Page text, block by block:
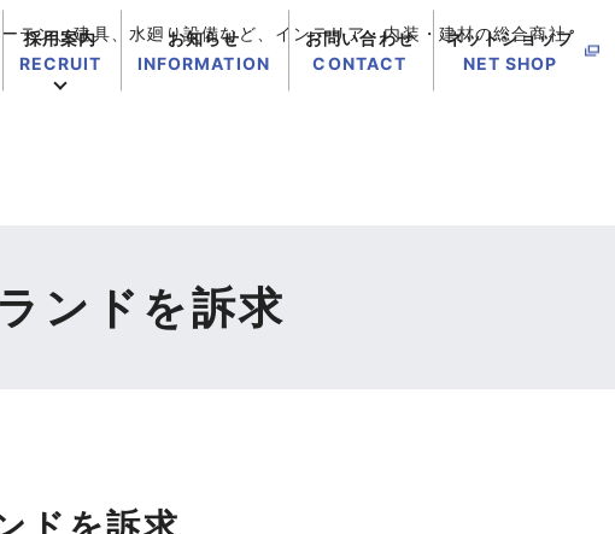
テン、建具、水廻り設備など、インテリア・内装・建材の総合商社
採用案内
RECRUIT
お知らせ
INFORMATION
お問い合わせ
CONTACT
ネットショップ
NET SHOP
ンドを訴求
ドを訴求